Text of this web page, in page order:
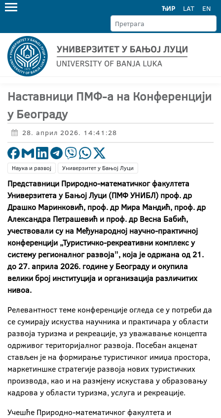
ЋИР LAT EN
Наставници ПМФ-а на Конференцији
у Београду
28. април 2026. 14:41:28
Наука и развој Универзитет у Бањој Луци
Представници Природно-математичког факултета
Универзитета у Бањој Луци (ПМФ УНИБЛ) проф. др
Драшко Маринковић, проф. др Мира Мандић, проф. др
Александра Петрашевић и проф. др Весна Бабић,
учествовали су на Међународној научно-практичној
конференцији „Туристичко-рекреативни комплекс у
систему регионалног развојаˮ, која је одржана од 21.
до 27. априла 2026. године у Београду и окупила
велики број институција и организација различитих
нивоа.
Релевантност теме конференције огледа се у потреби да
се сумирају искуства научника и практичара у области
развоја туризма и рекреације, уз уважавање концепта
одрживог територијалног развоја. Посебан акценат
стављен је на формирање туристичког имиџа простора,
маркетиншке стратегије развоја нових туристичких
производа, као и на размјену искустава у образовању
кадрова у области туризма, услуга и рекреације.
Учешће Природно-математичког факултета и